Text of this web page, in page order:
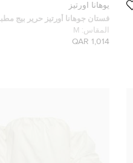
يوهانا اورتيز
فستان جوهانا أورتيز حرير بيج
تفاصيل شراشيب مقاس متوسط
المقاس: M
1,014 QAR